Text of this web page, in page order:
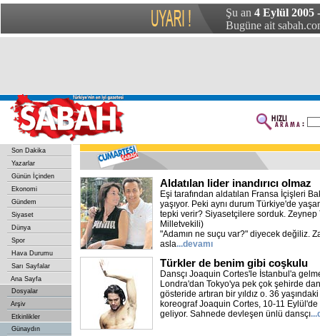
Şu an 4 Eylül 2005
Bugüne ait
Son Dakika
Yazarlar
Günün İçinden
Ekonomi
Gündem
Siyaset
Dünya
Spor
Hava Durumu
Sarı Sayfalar
Ana Sayfa
Dosyalar
Arşiv
Etkinlikler
Günaydın
Aldatılan lider inandırıcı olmaz
Eşi tarafından aldatılan Fransa İçişleri
yaşıyor. Peki aynı durum Türkiye'de
tepki verir? Siyasetçilere sorduk. Zeynep
Milletvekili)
"Adamın ne suçu var?" diyecek değiliz.
asla...devamı
Türkler de benim gibi coşkulu
Dansçı Joaquin Cortes'le İstanbul'a
Londra'dan Tokyo'ya pek çok şehirde
gösteride artıran bir yıldız o. 36
koreograf Joaquin Cortes, 10-11
geliyor. Sahnede devleşen ünlü dansçı